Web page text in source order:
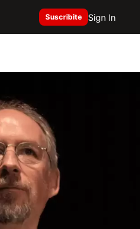
Suscribite Sign In